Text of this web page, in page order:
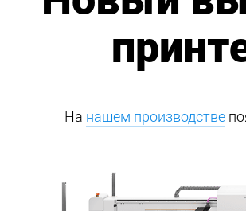
На нашем производстве